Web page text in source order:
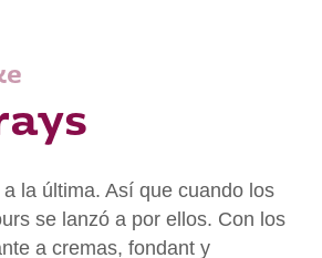
la última. Así que cuando los
se lanzó a por ellos. Con los
a cremas, fondant y